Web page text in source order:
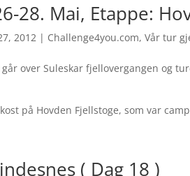
28. Mai, Etappe:
2012| Challenge4you.com, Vår tur
over Suleskar fjellovergangen og
på Hovden Fjellstoge, som var
( Dag 18 )